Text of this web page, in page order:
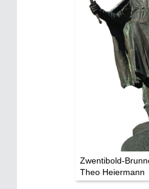
Zwentibold-
Theo Heiermann